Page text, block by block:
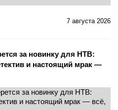
7 августа 2026
за новинку для НТВ:
и настоящий мрак —